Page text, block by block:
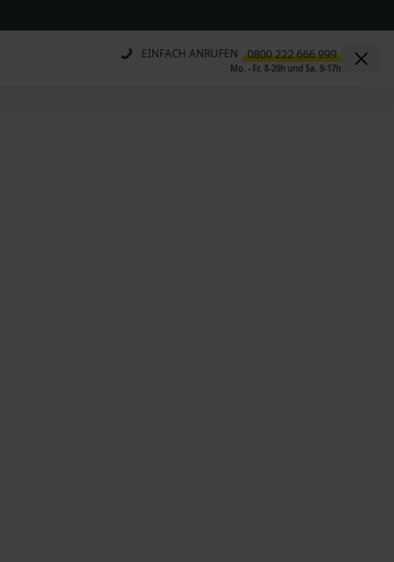
EINFACH ANRUFEN
Mo. - Fr. 8-20h und Sa. 9-17h